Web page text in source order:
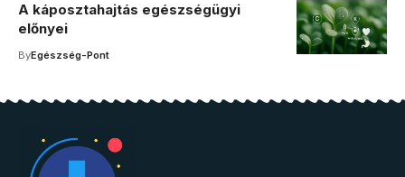
A káposztahajtás egészségügyi
előnyei
ByEgészség-Pont